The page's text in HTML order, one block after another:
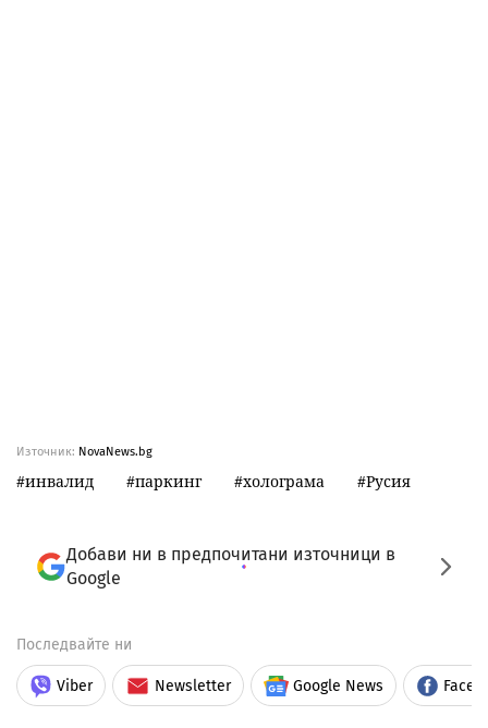
Източник: NovaNews.bg
инвалид паркинг холограма Русия
Добави ни в предпочитани източници в
Google
Последвайте ни
Viber Newsletter Google News